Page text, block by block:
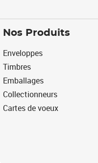
Nos Produits
Enveloppes
Timbres
Emballages
Collectionneurs
Cartes de voeux